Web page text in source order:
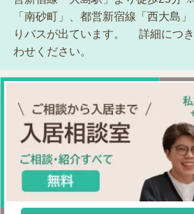
「南砂町」、都営新宿線「西大島
りバスが出ています。
詳細につき
わせください。